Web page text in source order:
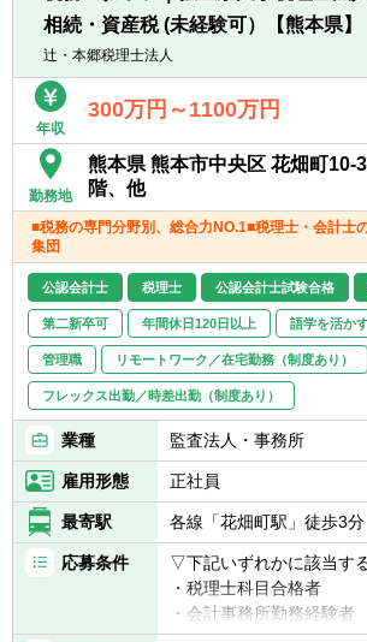
相続・資産税 (未経験可）【熊本県】
辻・本郷税理士法人
年収
300万円～1100万円
勤務地
熊本県 熊本市中央区 花畑町10-
階、他
■税務の専門分野別、総合力NO.1■税理士・会計士
集団
公認会計士 税理士 公認会計士試験合格
第二新卒可 年間休日120日以上 語学を活か
管理職 リモートワーク／在宅勤務（制度あり）
フレックス出勤／時差出勤（制度あり）
業種 監査法人・事務所
雇用形態 正社員
最寄駅 各線「花畑町駅」徒歩3分
応募条件
▽下記いずれかに該当す
・税理士科目合格者
・会計事務所勤務経験者